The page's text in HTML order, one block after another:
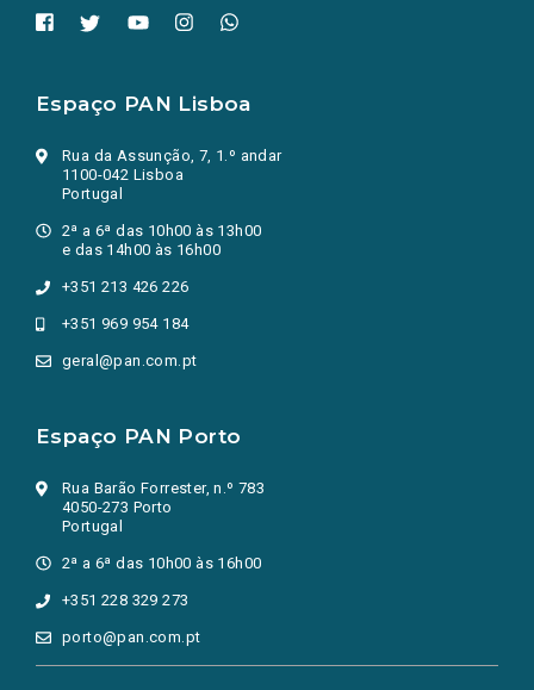
Espaço PAN Lisboa
Rua da Assunção, 7, 1.º andar
1100-042 Lisboa
Portugal
2ª a 6ª das 10h00 às 13h00
e das 14h00 às 16h00
+351 213 426 226
+351 969 954 184
geral@pan.com.pt
Espaço PAN Porto
Rua Barão Forrester, n.º 783
4050-273 Porto
Portugal
2ª a 6ª das 10h00 às 16h00
+351 228 329 273
porto@pan.com.pt